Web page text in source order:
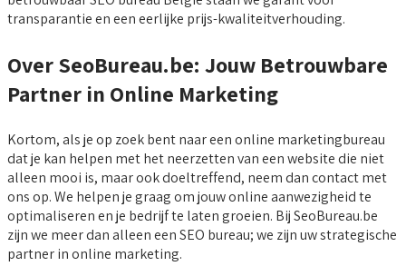
transparantie en een eerlijke prijs-kwaliteitverhouding.
Over SeoBureau.be: Jouw Betrouwbare
Partner in Online Marketing
Kortom, als je op zoek bent naar een online marketingbureau
dat je kan helpen met het neerzetten van een website die niet
alleen mooi is, maar ook doeltreffend, neem dan contact met
ons op. We helpen je graag om jouw online aanwezigheid te
optimaliseren en je bedrijf te laten groeien. Bij SeoBureau.be
zijn we meer dan alleen een SEO bureau; we zijn uw strategische
partner in online marketing.